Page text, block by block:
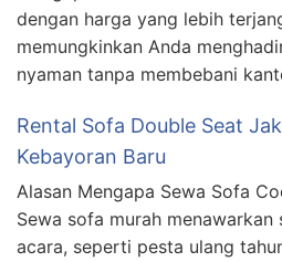
dengan harga yang lebih
memungkinkan Anda
nyaman tanpa membebani
Rental Sofa Double Seat
Kebayoran Baru
Alasan Mengapa Sewa Sofa
Sewa sofa murah
acara, seperti pesta ulang